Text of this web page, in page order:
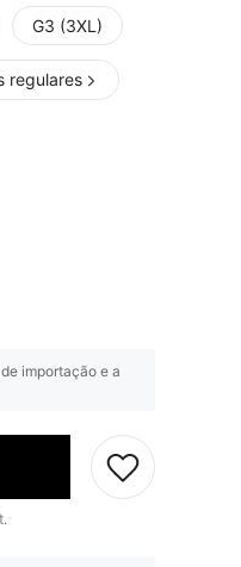
G3 (3XL)
regulares
importação e a